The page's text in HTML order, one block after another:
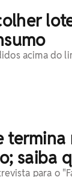
acima do
saiba
para o